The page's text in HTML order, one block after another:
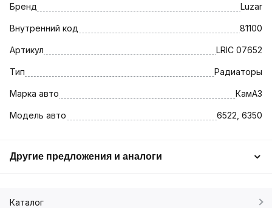
Бренд Luzar
Внутренний код 81100
Артикул LRIC 07652
Тип Радиаторы
Марка авто КамАЗ
Модель авто 6522, 6350
Другие предложения и аналоги
Каталог